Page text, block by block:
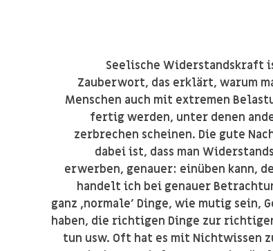
Seelische Widerstandskraft
Zauberwort, das erklärt, warum
Menschen auch mit extremen
fertig werden, unter denen
zerbrechen scheinen. Die gute
dabei ist, dass man
erwerben, genauer: einüben kann,
handelt ich bei genauer
ganz ‚normale’ Dinge, wie mutig sein,
haben, die richtigen Dinge zur
tun usw. Oft hat es mit Nichtwissen